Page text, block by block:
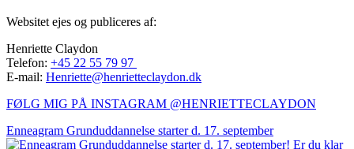
Websitet ejes og publiceres af:
Henriette Claydon
Telefon: +45 22 55 79 97
E-mail: Henriette@henrietteclaydon.dk
FØLG MIG PÅ INSTAGRAM @HENRIETTECLAYDON​
Enneagram Grunduddannelse starter d. 17. september